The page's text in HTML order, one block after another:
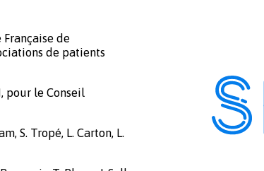
de
de patients
pour le Conseil
S. Tropé, L. Carton, L.